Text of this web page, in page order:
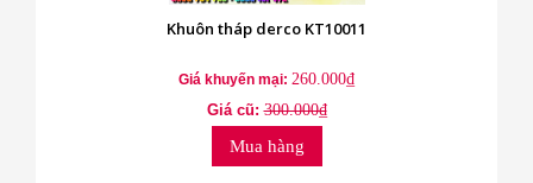
Khuôn tháp derco KT10011
Giá khuyến mại: 260.000₫
Giá cũ:300.000₫
Mua hàng